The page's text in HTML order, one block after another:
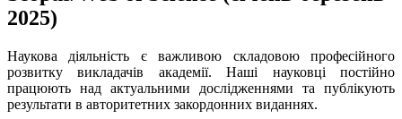
2025)
Наукова діяльність є важливою складовою професійного
розвитку викладачів академії. Наші науковці постійно
працюють над актуальними дослідженнями та публікують
результати в авторитетних закордонних виданнях.